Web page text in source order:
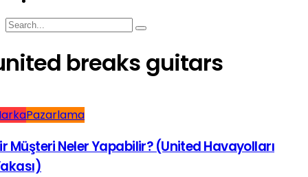
breaks guitars
Pazarlama
Müşteri Neler Yapabilir? (United Havayolları